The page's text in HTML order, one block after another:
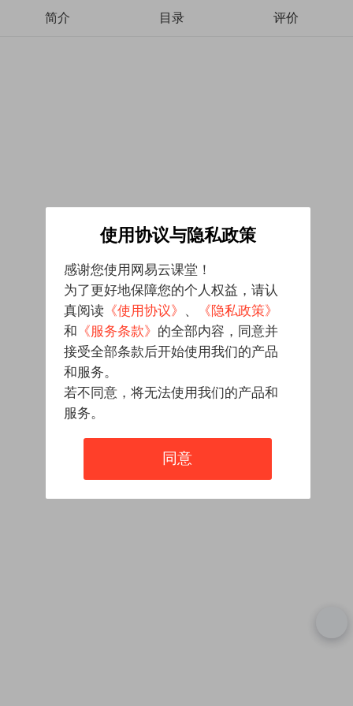
简介 目录 评价
使用协议与隐私政策
感谢您使用网易云课堂！
为了更好地保障您的个人权益，请认
真阅读 《使用协议》 、
《隐私政策》
和 《服务条款》 的全部内容，同意并
接受全部条款后开始使用我们的产品
和服务。
若不同意，将无法使用我们的产品和
服务。
同意